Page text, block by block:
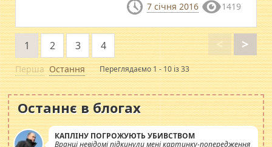
7 січня 2016 1419
Перша
<
1 2 3 4 >
Остання Переглядаємо 1 - 10 із 33
Останнє в блогах
КАПЛІНУ ПОГРОЖУЮТЬ УБИВСТВОМ
Вранці невідомі підкинули мені картинку-попередження